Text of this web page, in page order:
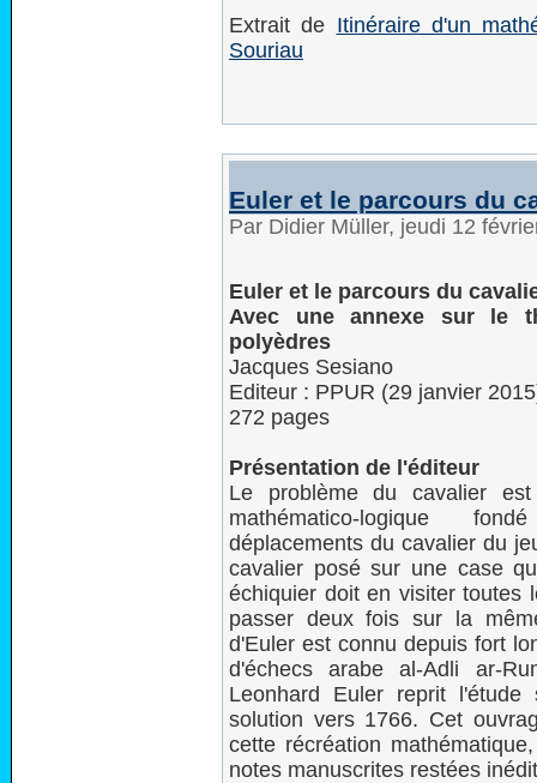
Extrait de Itinéraire d'un
Souriau
Euler et le parcours du
Par Didier Müller, jeudi 12
Euler et le parcours du
Avec une annexe sur le
polyèdres
Jacques Sesiano
Editeur : PPUR (29 janvier
272 pages
Présentation de l'éditeur
Le problème du cavalier
mathématico-logique
déplacements du cavalier du
cavalier posé sur une case
échiquier doit en visiter toutes
passer deux fois sur la
d'Euler est connu depuis fort
d'échecs arabe al-Adli ar-
Leonhard Euler reprit
solution vers 1766. Cet
cette récréation
notes manuscrites restées